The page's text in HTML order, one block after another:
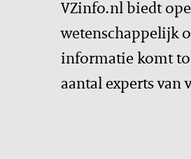
VZinfo.nl biedt
wetenschappelijk
informatie komt
aantal experts